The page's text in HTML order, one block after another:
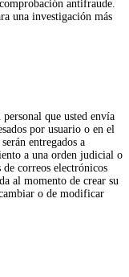
antifraude.
una investigación más
que usted envía
por usuario o en el
entregados a
a una orden judicial o
correos electrónicos
al momento de crear su
o de modificar